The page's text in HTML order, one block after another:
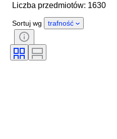
Kraj pochodzenia
Stan
Kolor
Era
Akcesoria w zestawie
Model
Liczba przedmiotów: 1630
Sortuj wg trafność